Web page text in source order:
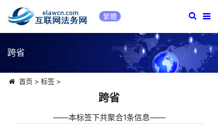
繁體
跨省
首页 > 标签>
跨省
――本标签下共聚合1条信息――